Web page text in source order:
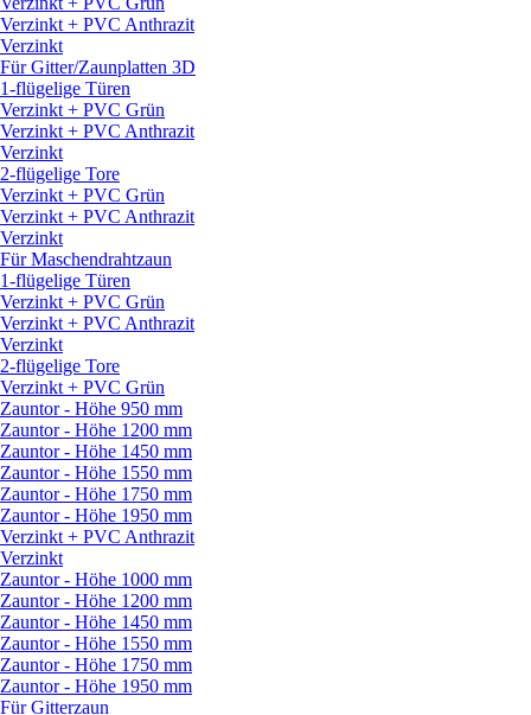
Verzinkt + PVC Anthrazit
Verzinkt
Für Gitter/Zaunplatten 3D
1-flügelige Türen
Verzinkt + PVC Grün
Verzinkt + PVC Anthrazit
Verzinkt
2-flügelige Tore
Verzinkt + PVC Grün
Verzinkt + PVC Anthrazit
Verzinkt
Für Maschendrahtzaun
1-flügelige Türen
Verzinkt + PVC Grün
Verzinkt + PVC Anthrazit
Verzinkt
2-flügelige Tore
Verzinkt + PVC Grün
Zauntor - Höhe 950 mm
Zauntor - Höhe 1200 mm
Zauntor - Höhe 1450 mm
Zauntor - Höhe 1550 mm
Zauntor - Höhe 1750 mm
Zauntor - Höhe 1950 mm
Verzinkt + PVC Anthrazit
Verzinkt
Zauntor - Höhe 1000 mm
Zauntor - Höhe 1200 mm
Zauntor - Höhe 1450 mm
Zauntor - Höhe 1550 mm
Zauntor - Höhe 1750 mm
Zauntor - Höhe 1950 mm
Für Gitterzaun